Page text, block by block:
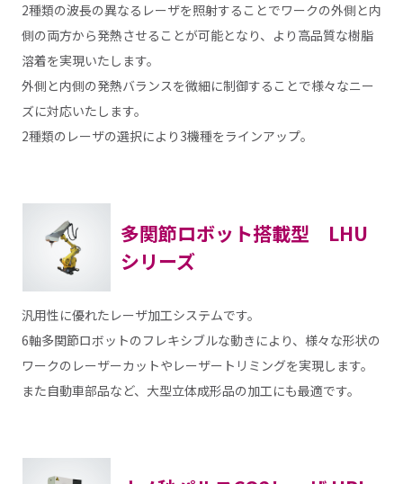
2種類の波長の異なるレーザを照射することでワークの外側と内
側の両方から発熱させることが可能となり、より高品質な樹脂
溶着を実現いたします。
外側と内側の発熱バランスを微細に制御することで様々なニー
ズに対応いたします。
2種類のレーザの選択により3機種をラインアップ。
多関節ロボット搭載型 LHU
シリーズ
汎用性に優れたレーザ加工システムです。
6軸多関節ロボットのフレキシブルな動きにより、様々な形状の
ワークのレーザーカットやレーザートリミングを実現します。
また自動車部品など、大型立体成形品の加工にも最適です。